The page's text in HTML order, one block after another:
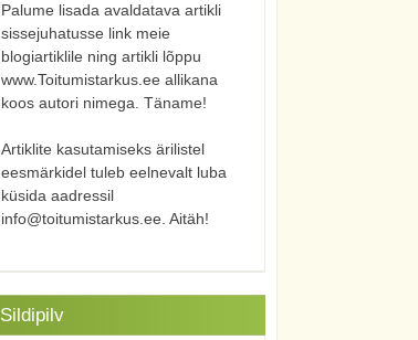
Palume lisada avaldatava artikli
sissejuhatusse link meie
blogiartiklile ning artikli lõppu
www.Toitumistarkus.ee allikana
koos autori nimega. Täname!
Artiklite kasutamiseks ärilistel
eesmärkidel tuleb eelnevalt luba
küsida aadressil
info@toitumistarkus.ee. Aitäh!
Sildipilv